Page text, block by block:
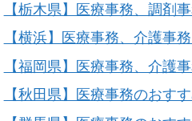
【栃木県】医療事務、調剤
【横浜】医療事務、介護事
【福岡県】医療事務、介護
【秋田県】医療事務のおす